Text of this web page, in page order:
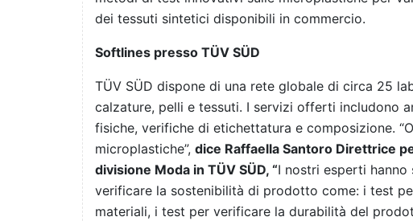
dei tessuti sintetici disponibili in commercio.
Softlines presso TÜV SÜD
TÜV SÜD dispone di una rete globale di circa 25
calzature, pelli e tessuti. I servizi offerti includono
fisiche, verifiche di etichettatura e composizione.
microplastiche”, dice Raffaella Santoro Direttrice
divisione Moda in TÜV SÜD, “I nostri esperti
verificare la sostenibilità di prodotto come: i test
materiali, i test per verificare la durabilità del